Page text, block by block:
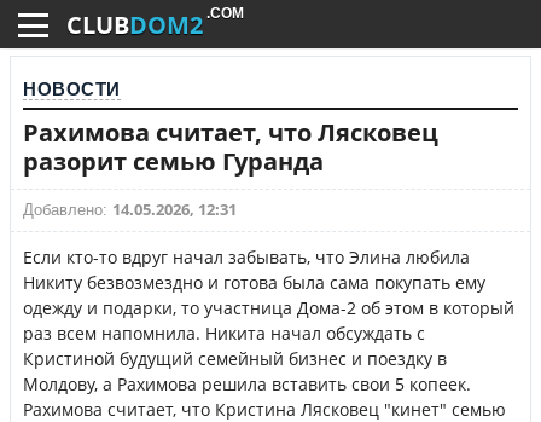
CLUBDOM2 .COM
НОВОСТИ
Рахимова считает, что Лясковец
разорит семью Гуранда
Добавлено: 14.05.2026, 12:31
Если кто-то вдруг начал забывать, что Элина любила
Никиту безвозмездно и готова была сама покупать ему
одежду и подарки, то участница Дома-2 об этом в который
раз всем напомнила. Никита начал обсуждать с
Кристиной будущий семейный бизнес и поездку в
Молдову, а Рахимова решила вставить свои 5 копеек.
Рахимова считает, что Кристина Лясковец "кинет" семью